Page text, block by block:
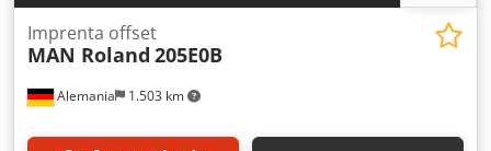
Alemania 1.503 km
Imprenta offset
MAN Roland 205E0B